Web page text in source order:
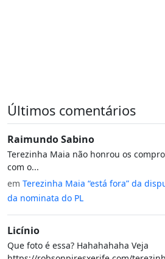
Últimos comentários
Raimundo Sabino
Terezinha Maia não honrou os
com o...
em Terezinha Maia “está fora” da
da nominata do PL
Licínio
Que foto é essa? Hahahahaha Veja